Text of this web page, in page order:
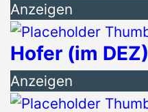
Anzeigen
Hofer (im DEZ)
Anzeigen